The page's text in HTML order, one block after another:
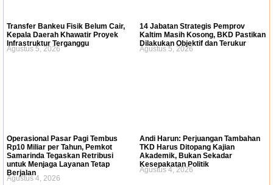
Transfer Bankeu Fisik Belum Cair,
Kepala Daerah Khawatir Proyek
Infrastruktur Terganggu
Agustus 5, 2026
14 Jabatan Strategis Pemprov
Kaltim Masih Kosong, BKD Pastikan
Dilakukan Objektif dan Terukur
Agustus 5, 2026
Operasional Pasar Pagi Tembus
Rp10 Miliar per Tahun, Pemkot
Samarinda Tegaskan Retribusi
untuk Menjaga Layanan Tetap
Berjalan
Agustus 4, 2026
Andi Harun: Perjuangan Tambahan
TKD Harus Ditopang Kajian
Akademik, Bukan Sekadar
Kesepakatan Politik
Agustus 4, 2026